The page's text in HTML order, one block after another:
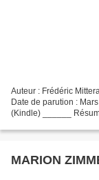
Auteur : Frédéric
Date de parution :
(Kindle) ______
MARION